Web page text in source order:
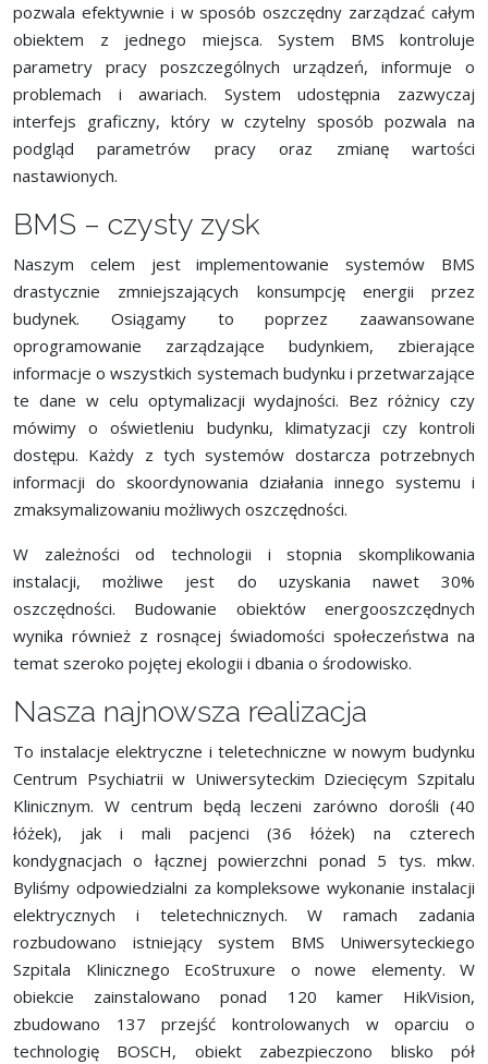
pozwala efektywnie i w sposób oszczędny zarządzać całym
obiektem z jednego miejsca. System BMS kontroluje
parametry pracy poszczególnych urządzeń, informuje o
problemach i awariach. System udostępnia zazwyczaj
interfejs graficzny, który w czytelny sposób pozwala na
podgląd parametrów pracy oraz zmianę wartości
nastawionych.
BMS – czysty zysk
Naszym celem jest implementowanie systemów BMS
drastycznie zmniejszających konsumpcję energii przez
budynek. Osiągamy to poprzez zaawansowane
oprogramowanie zarządzające budynkiem, zbierające
informacje o wszystkich systemach budynku i przetwarzające
te dane w celu optymalizacji wydajności. Bez różnicy czy
mówimy o oświetleniu budynku, klimatyzacji czy kontroli
dostępu. Każdy z tych systemów dostarcza potrzebnych
informacji do skoordynowania działania innego systemu i
zmaksymalizowaniu możliwych oszczędności.
W zależności od technologii i stopnia skomplikowania
instalacji, możliwe jest do uzyskania nawet 30%
oszczędności. Budowanie obiektów energooszczędnych
wynika również z rosnącej świadomości społeczeństwa na
temat szeroko pojętej ekologii i dbania o środowisko.
Nasza najnowsza realizacja
To instalacje elektryczne i teletechniczne w nowym budynku
Centrum Psychiatrii w Uniwersyteckim Dziecięcym Szpitalu
Klinicznym. W centrum będą leczeni zarówno dorośli (40
łóżek), jak i mali pacjenci (36 łóżek) na czterech
kondygnacjach o łącznej powierzchni ponad 5 tys. mkw.
Byliśmy odpowiedzialni za kompleksowe wykonanie instalacji
elektrycznych i teletechnicznych. W ramach zadania
rozbudowano istniejący system BMS Uniwersyteckiego
Szpitala Klinicznego EcoStruxure o nowe elementy. W
obiekcie zainstalowano ponad 120 kamer HikVision,
zbudowano 137 przejść kontrolowanych w oparciu o
technologię BOSCH, obiekt zabezpieczono blisko pół